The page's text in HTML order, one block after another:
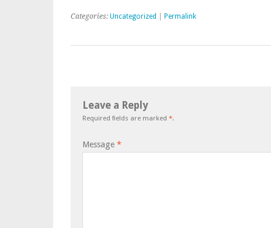
Categories: Uncategorized Permalink
Leave a Reply
Required fields are marked *.
Message *